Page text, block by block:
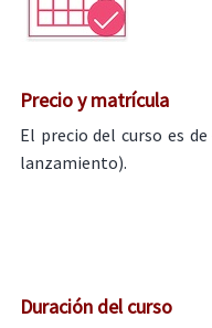
Precio y matrícula
El precio del curso es de
lanzamiento).
Duración del curso